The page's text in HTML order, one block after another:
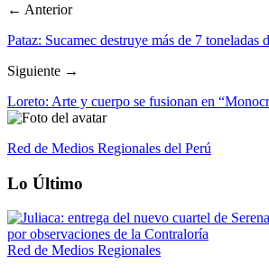
← Anterior
Pataz: Sucamec destruye más de 7 toneladas
Siguiente →
Loreto: Arte y cuerpo se fusionan en
Red de Medios Regionales del Perú
Lo Último
Red de Medios Regionales